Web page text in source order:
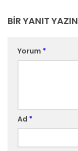
BIR YANIT YAZIN
Yorum *
Ad *